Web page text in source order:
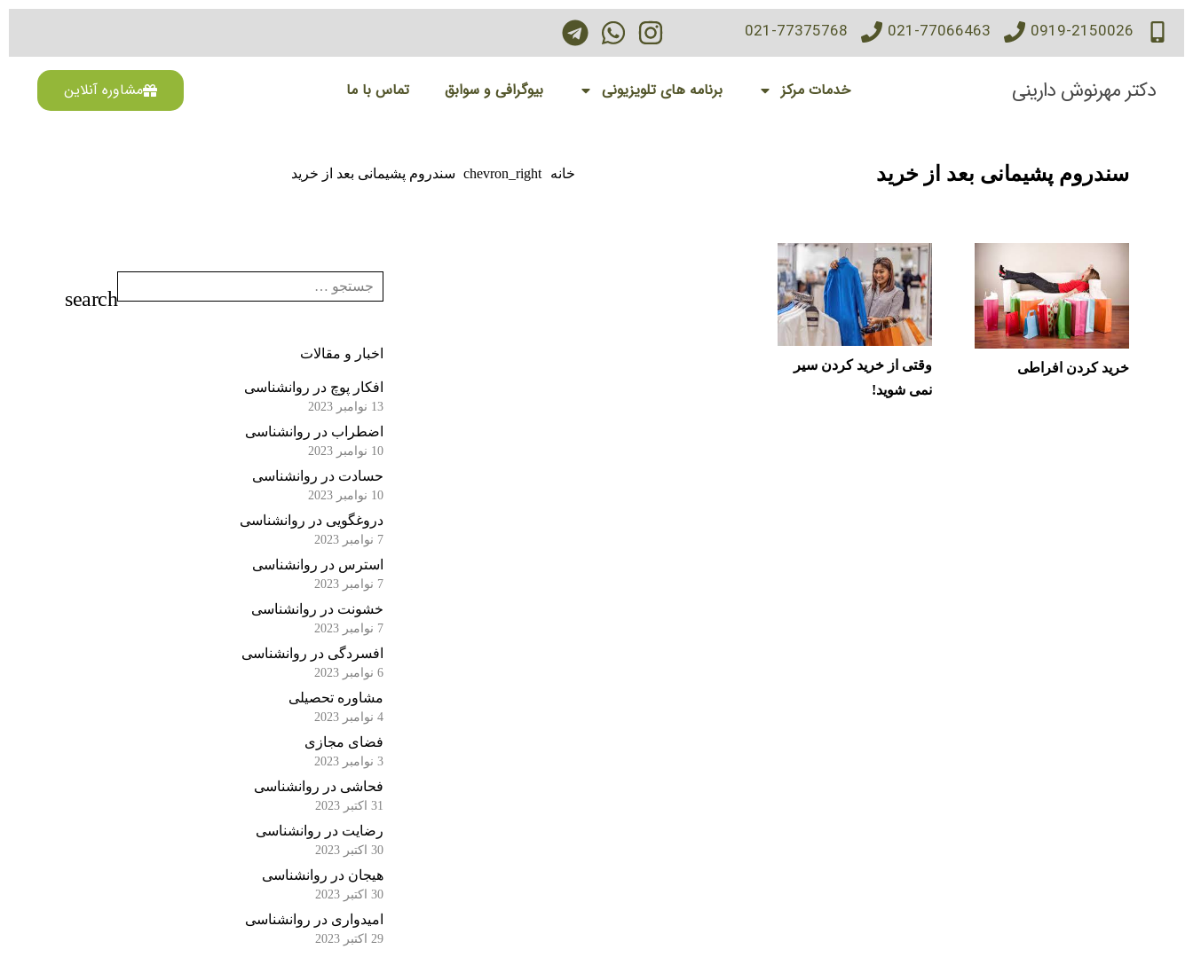
0919-2150026
021-77066463
021-77375768
دکتر مهرنوش دارینی خدمات مرکز برنامه های تلویزیونی بیوگرافی و سوابق تماس با ما مشاوره آنلاین
سندروم پشیمانی بعد از خرید خانه chevron_right سندروم پشیمانی بعد از خرید
خرید کردن افراطی
وقتی از خرید کردن سیر
نمی شوید!
اخبار و مقالات
افکار پوچ در روانشناسی
13 نوامبر 2023
اضطراب در روانشناسی
10 نوامبر 2023
حسادت در روانشناسی
10 نوامبر 2023
دروغگویی در روانشناسی
7 نوامبر 2023
استرس در روانشناسی
7 نوامبر 2023
خشونت در روانشناسی
7 نوامبر 2023
افسردگی در روانشناسی
6 نوامبر 2023
مشاوره تحصیلی
4 نوامبر 2023
فضای مجازی
3 نوامبر 2023
فحاشی در روانشناسی
31 اکتبر 2023
رضایت در روانشناسی
30 اکتبر 2023
هیجان در روانشناسی
30 اکتبر 2023
امیدواری در روانشناسی
29 اکتبر 2023